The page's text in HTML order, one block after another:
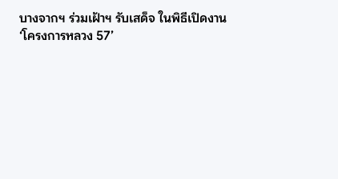
บางจากฯ ร่วมเฝ้าฯ รับเสด็จ ในพิธีเปิดงาน
‘โครงการหลวง 57’